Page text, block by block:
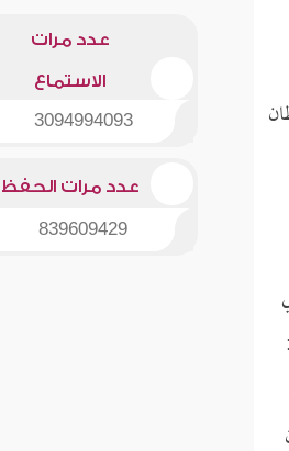
عدد مرات
الاستماع
3094994093
عدد مرات الحفظ
839609429